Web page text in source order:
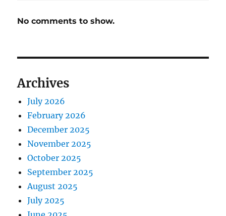
No comments to show.
Archives
July 2026
February 2026
December 2025
November 2025
October 2025
September 2025
August 2025
July 2025